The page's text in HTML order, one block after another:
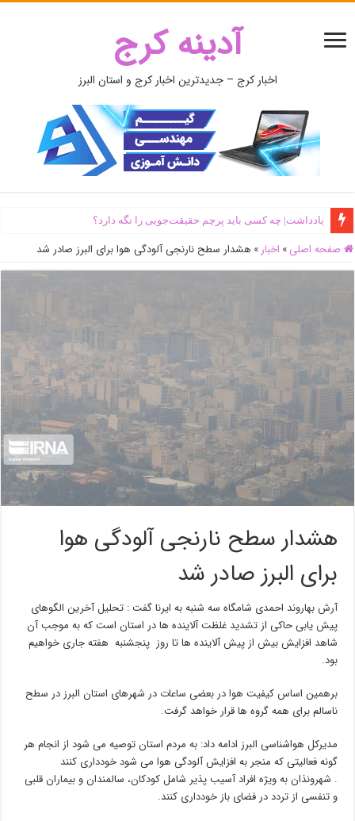
آدینه کرج
اخبار کرج – جدیدترین اخبار کرج و استان البرز
یادداشت| ‌چه کسی باید پرچم حقیقت‌جویی را نگه دارد؟
صفحه اصلی » اخبار » هشدار سطح نارنجی آلودگی هوا برای البرز صادر شد
هشدار سطح نارنجی آلودگی هوا
برای البرز صادر شد
آرش بهاروند احمدی شامگاه سه شنبه به ایرنا گفت : تحلیل آخرین الگوهای
پیش یابی حاکی از تشدید غلظت آلاینده ها در استان است که به موجب آن
شاهد افزایش بیش از پیش آلاینده ها تا روز پنجشنبه هفته جاری خواهیم
بود.
برهمین اساس کیفیت هوا در بعضی ساعات در شهرهای استان البرز در سطح
ناسالم برای همه گروه ها قرار خواهد گرفت.
مدیرکل هواشناسی البرز ادامه داد: به مردم استان توصیه می شود از انجام هر
گونه فعالیتی که منجر به افزایش آلودگی هوا می شود خودداری کنند
. شهرونذان به ویژه افراد آسیب پذیر شامل کودکان، سالمندان و بیماران قلبی
و تنفسی از تردد در فضای باز خودداری کنند.